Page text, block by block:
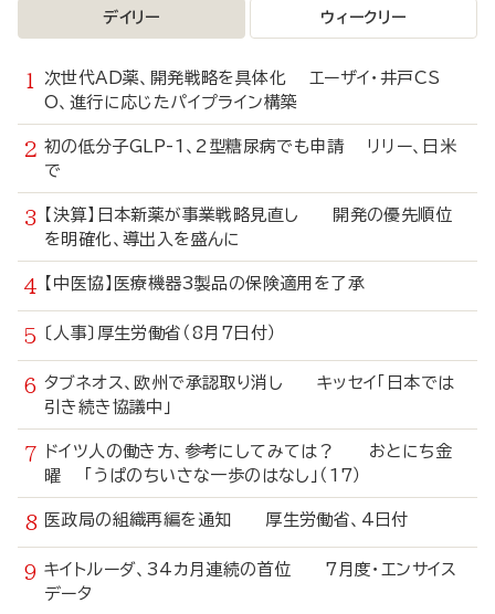
デイリー ウィークリー
次世代AD薬、開発戦略を具体化 エーザイ・井戸CS
O、進行に応じたパイプライン構築
初の低分子GLP-1、2型糖尿病でも申請 リリー、日米
で
【決算】日本新薬が事業戦略見直し 開発の優先順位
を明確化、導出入を盛んに
【中医協】医療機器3製品の保険適用を了承
〔人事〕厚生労働省（8月7日付）
タブネオス、欧州で承認取り消し キッセイ「日本では
引き続き協議中」
ドイツ人の働き方、参考にしてみては？ おとにち金
曜 「うぱのちいさな一歩のはなし」（17）
医政局の組織再編を通知 厚生労働省、4日付
キイトルーダ、34カ月連続の首位 7月度・エンサイス
データ